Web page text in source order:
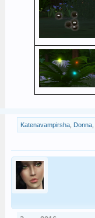
Katenavampirsha, Donna,